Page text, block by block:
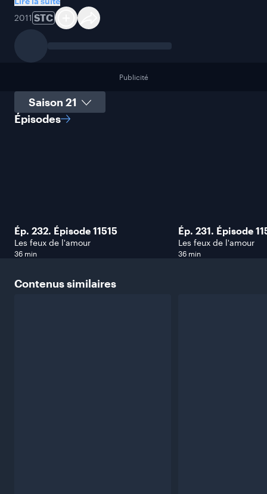
2011 STC
Publicité
Sélectionner une saison
Épisodes
Ép. 232. Épisode 11515
Les feux de l'amour
36 min
Ép. 231. Épisode
Les feux de l'amour
36 min
Contenussimilaires